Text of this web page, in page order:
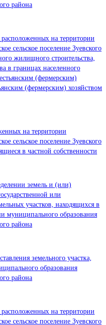
района
расположенных на территории
сельское поселение Зуевского
жилищного строительства,
в границах населенного
(фермерским)
(фермерским) хозяйством
на территории
сельское поселение Зуевского
в частной собственности
земель и (или)
или
участков, находящихся в
муниципального образования
района
земельного участка,
образования
района
расположенных на территории
сельское поселение Зуевского